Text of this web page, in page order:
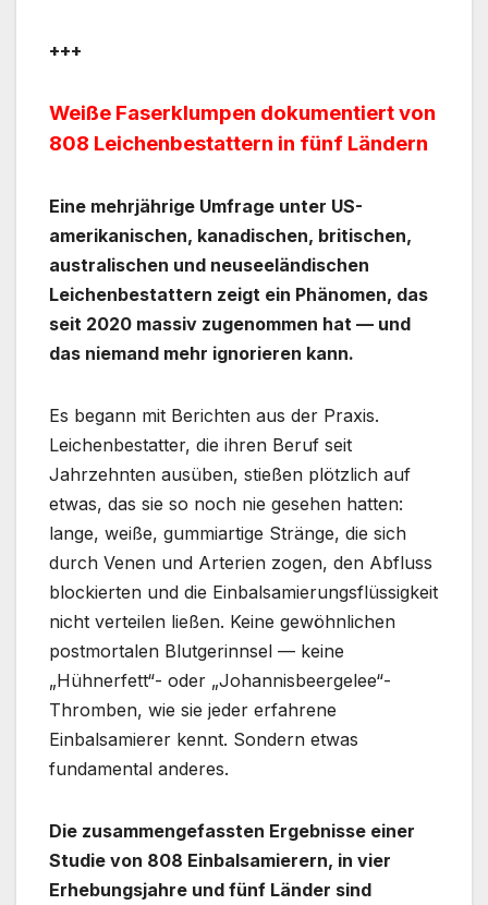
+++
Weiße Faserklumpen dokumentiert von
808 Leichenbestattern in fünf Ländern
Eine mehrjährige Umfrage unter US-
amerikanischen, kanadischen, britischen,
australischen und neuseeländischen
Leichenbestattern zeigt ein Phänomen, das
seit 2020 massiv zugenommen hat — und
das niemand mehr ignorieren kann.
Es begann mit Berichten aus der Praxis.
Leichenbestatter, die ihren Beruf seit
Jahrzehnten ausüben, stießen plötzlich auf
etwas, das sie so noch nie gesehen hatten:
lange, weiße, gummiartige Stränge, die sich
durch Venen und Arterien zogen, den Abfluss
blockierten und die Einbalsamierungsflüssigkeit
nicht verteilen ließen. Keine gewöhnlichen
postmortalen Blutgerinnsel — keine
„Hühnerfett“- oder „Johannisbeergelee“-
Thromben, wie sie jeder erfahrene
Einbalsamierer kennt. Sondern etwas
fundamental anderes.
Die zusammengefassten Ergebnisse einer
Studie von 808 Einbalsamierern, in vier
Erhebungsjahre und fünf Länder sind